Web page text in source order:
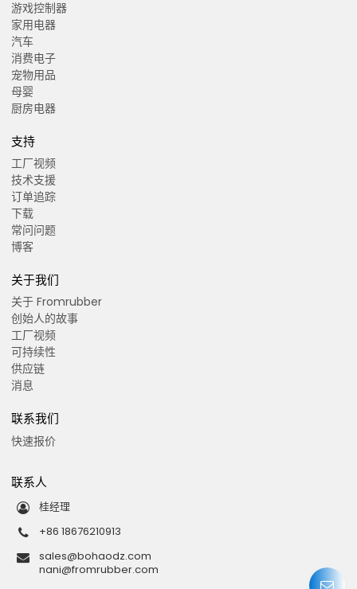
游戏控制器
家用电器
汽车
消费电子
宠物用品
母婴
厨房电器
支持
工厂视频
技术支援
订单追踪
下载
常问问题
博客
关于我们
关于 Fromrubber
创始人的故事
工厂视频
可持续性
供应链
消息
联系我们
快速报价
联系人
桂经理
+86 18676210913
sales@bohaodz.com
nani@fromrubber.com